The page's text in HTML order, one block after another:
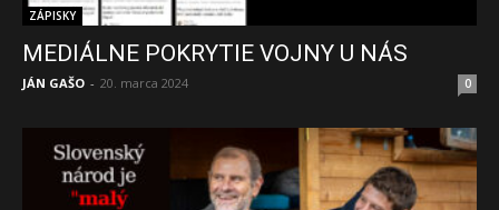
ZÁPISKY
MEDIÁLNE POKRYTIE VOJNY U NÁS
JÁN GAŠO - 20. marca 2024 0